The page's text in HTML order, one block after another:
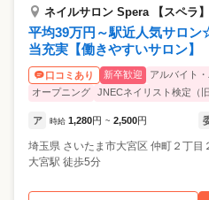
ネイルサロン Spera 【スペラ
平均39万円～駅近人気サロ
当充実【働きやすいサロン】
口コミあり 新卒歓迎 アルバイト・
オープニング
JNECネイリスト検定（旧
ア 時給 1,280円 ~ 2,500円
埼玉県 さいたま市大宮区 仲町２丁目
大宮駅 徒歩5分